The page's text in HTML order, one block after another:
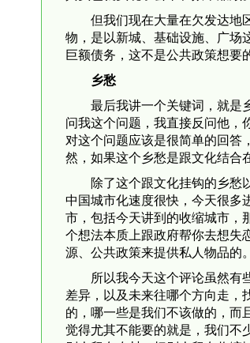
但我们现在大量在欠发达地
物，是以新城、基础设施、广场
巨额债务，这不是公共政策想要
乡愁
最后我讲一个关键词，就是
问我这个问题，我直接反问他，
对这个问题应该是很简单的回答
然，如果这个乡愁是跟文化结合
除了这个跟文化挂钩的乡愁
中国城市化速度很快，今天很多
市，包括今天讲到的收缩城市，
个想法本质上跟政府帮你去想失
源、公共政策来提供私人物品的。
所以我今天这个评论虽然有
差异，以及未来往哪个方向走，
的，哪一些是我们不该做的，而
觉得尤其不能要的就是，我们不